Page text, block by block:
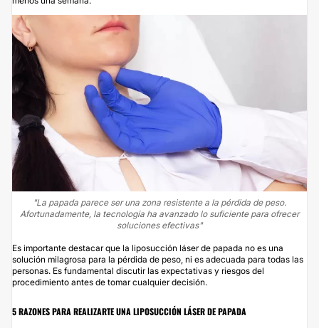
"La papada parece ser una zona resistente a la pérdida de peso.
Afortunadamente, la tecnología ha avanzado lo suficiente para ofrecer
soluciones efectivas"
Es importante destacar que la liposucción láser de papada no es una
solución milagrosa para la pérdida de peso, ni es adecuada para todas las
personas. Es fundamental discutir las expectativas y riesgos del
procedimiento antes de tomar cualquier decisión.
5 RAZONES PARA REALIZARTE UNA LIPOSUCCIÓN LÁSER DE PAPADA